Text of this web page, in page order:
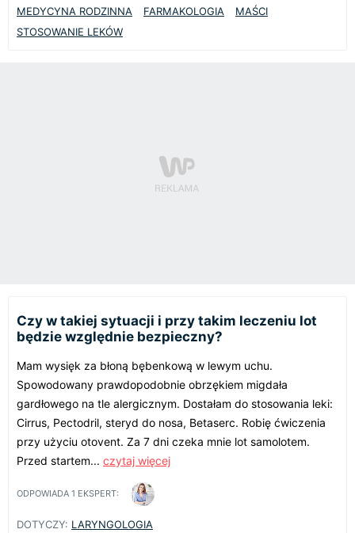
MEDYCYNA RODZINNA FARMAKOLOGIA
MAŚCI
STOSOWANIE LEKÓW
Czy w takiej sytuacji i przy takim leczeniu lot
będzie względnie bezpieczny?
Mam wysięk za błoną bębenkową w lewym uchu.
Spowodowany prawdopodobnie obrzękiem migdała
gardłowego na tle alergicznym. Dostałam do stosowania leki:
Cirrus, Pectodril, steryd do nosa, Betaserc. Robię ćwiczenia
przy użyciu otovent. Za 7 dni czeka mnie lot samolotem.
Przed startem... czytaj więcej
ODPOWIADA 1 EKSPERT:
DOTYCZY: LARYNGOLOGIA